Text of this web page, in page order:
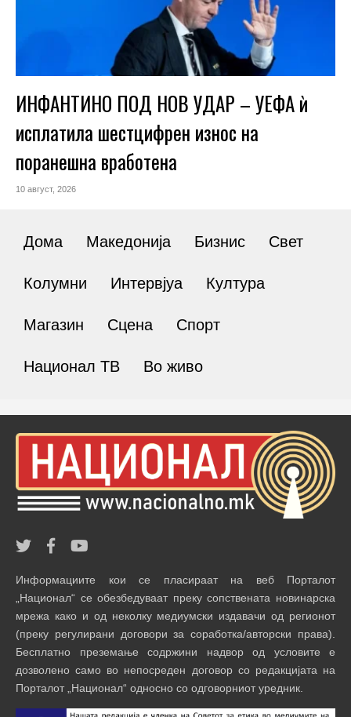
ИНФАНТИНО ПОД НОВ УДАР – УЕФА ѝ
исплатила шестцифрен износ на
поранешна вработена
10 август, 2026
Дома Македонија Бизнис Свет
Колумни Интервјуа Култура
Магазин Сцена Спорт
Национал ТВ Во живо
Информациите кои се пласираат на веб Порталот
„Национал“ се обезбедуваат преку сопствената новинарска
мрежа како и од неколку медиумски издавачи од регионот
(преку регулирани договори за соработка/авторски права).
Бесплатно преземање содржини надвор од условите е
дозволено само во непосреден договор со редакцијата на
Порталот „Национал“ односно со одговорниот уредник.